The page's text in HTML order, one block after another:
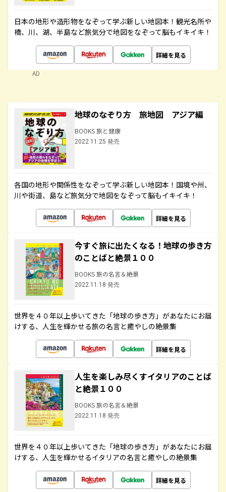
日本の地形や造形物をなぞって学ぶ新しい地図本！観光名所や
橋、川、湖、半島など旅気分で地図をなぞって脳もイキイキ！
詳細を見る
AD
地球のなぞり方 旅地図 アジア編
BOOKS 旅と健康
2022.11.25 発売
各国の地形や関係性をなぞって学ぶ新しい地図本！国境や州、
川や街道、島など旅気分で地図をなぞって脳もイキイキ！
詳細を見る
今すぐ旅に出たくなる！地球の歩き方
のことばと絶景１００
BOOKS 旅の名言＆絶景
2022.11.18 発売
世界を４０年以上歩いてきた「地球の歩き方」があなたにお届
けする、人生を輝かせる旅の名言と癒やしの絶景集
詳細を見る
人生を楽しみ尽くすイタリアのことば
と絶景１００
BOOKS 旅の名言＆絶景
2022.11.18 発売
世界を４０年以上歩いてきた「地球の歩き方」があなたにお届
けする、人生を輝かせるイタリアの名言と癒やしの絶景集
詳細を見る